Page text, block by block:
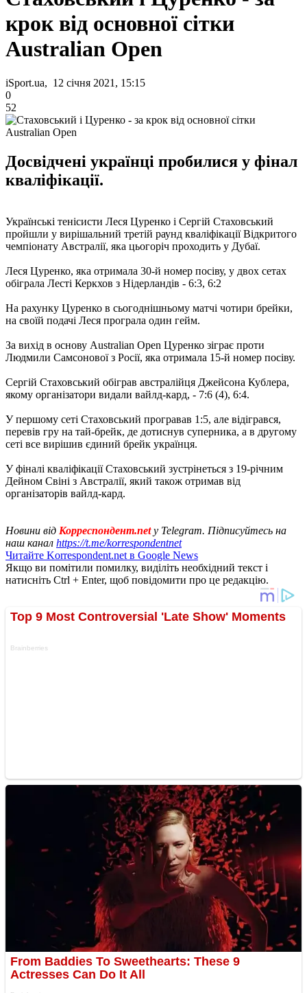
крок від основної сітки
Australian Open
iSport.ua, 12 січня 2021, 15:15
0
52
Досвідчені українці пробилися у фінал
кваліфікації.
Українські тенісисти Леся Цуренко і Сергій Стаховський
пройшли у вирішальний третій раунд кваліфікації Відкритого
чемпіонату Австралії, яка цьогоріч проходить у Дубаї.
Леся Цуренко, яка отримала 30-й номер посіву, у двох сетах
обіграла Лесті Керкхов з Нідерландів - 6:3, 6:2
На рахунку Цуренко в сьогоднішньому матчі чотири брейки,
на своїй подачі Леся програла один гейм.
За вихід в основу Australian Open Цуренко зіграє проти
Людмили Самсонової з Росії, яка отримала 15-й номер посіву.
Сергій Стаховський обіграв австралійця Джейсона Кублера,
якому організатори видали вайлд-кард, - 7:6 (4), 6:4.
У першому сеті Стаховський програвав 1:5, але відігрався,
перевів гру на тай-брейк, де дотиснув суперника, а в другому
сеті все вирішив єдиний брейк українця.
У фіналі кваліфікації Стаховський зустрінеться з 19-річним
Дейном Свіні з Австралії, який також отримав від
організаторів вайлд-кард.
Новини від Корреспондент.netу Telegram. Підписуйтесь на
наш канал https://t.me/korrespondentnet
Читайте Korrespondent.net в Google News
Якщо ви помітили помилку, виділіть необхідний текст і
натисніть Ctrl + Enter, щоб повідомити про це редакцію.